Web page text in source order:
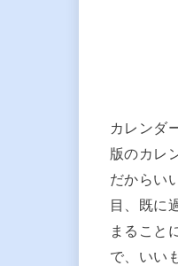
カレンダ
版のカレ
だからい
目、既に
まること
で、いい